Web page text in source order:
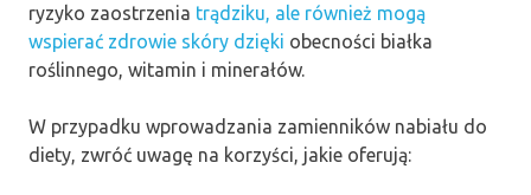
ryzyko zaostrzenia trądziku, ale również mogą
wspierać zdrowie skóry dzięki obecności białka
roślinnego, witamin i minerałów.
W przypadku wprowadzania zamienników nabiału do
diety, zwróć uwagę na korzyści, jakie oferują: